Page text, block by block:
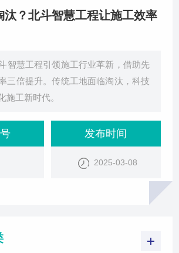
汰？北斗智慧工程让施工效率
智慧工程引领施工行业革新，借助先
三倍提升。传统工地面临淘汰，科技
施工新时代。
发布时间
2025-03-08